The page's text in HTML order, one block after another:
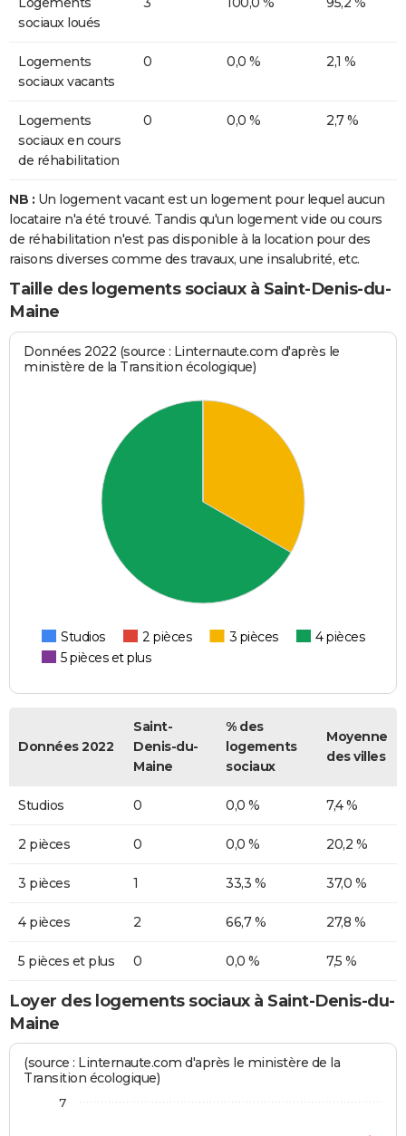
sociaux loués
Logements
sociaux vacants
0 0,0 % 2,1 %
Logements
sociaux en cours
de réhabilitation
0 0,0 % 2,7 %
NB : Un logement vacant est un logement pour lequel aucun
locataire n'a été trouvé. Tandis qu'un logement vide ou cours
de réhabilitation n'est pas disponible à la location pour des
raisons diverses comme des travaux, une insalubrité, etc.
Taille des logements sociaux à Saint-Denis-du-
Maine
Données 2022 (source : Linternaute.com d'après le
ministère de la Transition écologique)
Studios 2 pièces 3 pièces
4 pièces
5 pièces et plus
Données 2022
Saint-
Denis-du-
Maine
% des
logements
sociaux
Moyenne
des villes
Studios 0 0,0 % 7,4 %
2 pièces 0 0,0 % 20,2 %
3 pièces 1 33,3 % 37,0 %
4 pièces 2 66,7 % 27,8 %
5 pièces et plus 0 0,0 % 7,5 %
Loyer des logements sociaux à Saint-Denis-du-
Maine
(source : Linternaute.com d'après le ministère de la
Transition écologique)
7